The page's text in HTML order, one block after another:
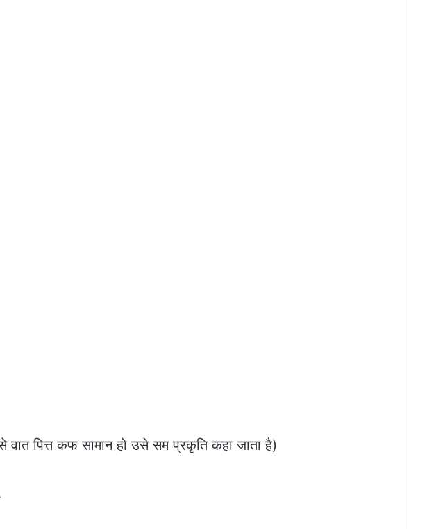
वात पित्त कफ सामान हो उसे सम प्रकृति कहा जाता है)